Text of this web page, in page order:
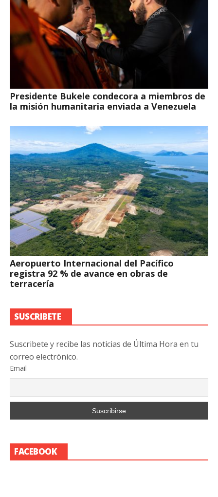
Presidente Bukele condecora a miembros de
la misión humanitaria enviada a Venezuela
Aeropuerto Internacional del Pacífico
registra 92 % de avance en obras de
terracería
SUSCRIBETE
Suscribete y recibe las noticias de Última Hora en tu
correo electrónico.
Email
FACEBOOK